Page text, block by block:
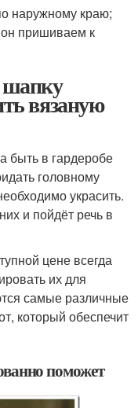
наружному краю;
пришиваем к
шапку
вязаную
быть в гардеробе
головному
украсить.
и пойдёт речь в
цене всегда
их для
самые различные
который обеспечит
поможет